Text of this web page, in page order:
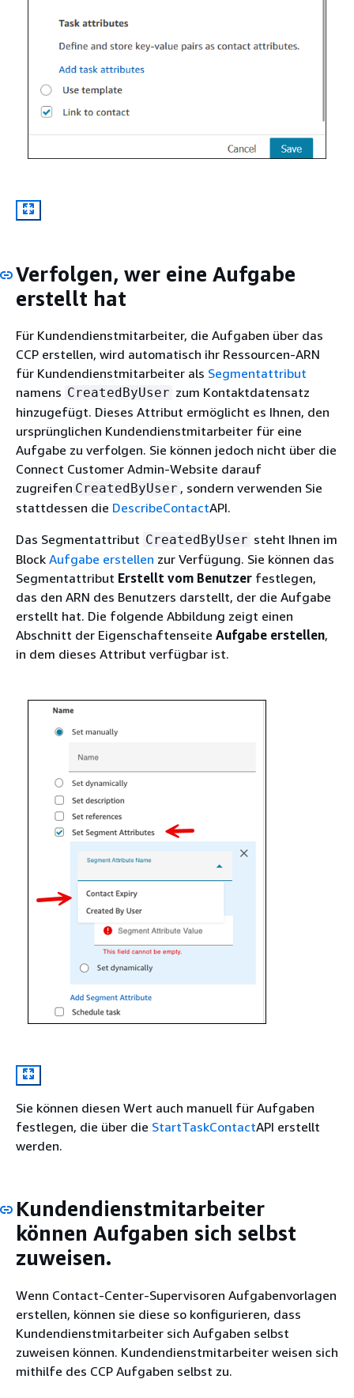
Verfolgen, wer eine Aufgabe
erstellt hat
Für Kundendienstmitarbeiter, die Aufgaben über das
CCP erstellen, wird automatisch ihr Ressourcen-ARN
für Kundendienstmitarbeiter als Segmentattribut
namens CreatedByUser zum Kontaktdatensatz
hinzugefügt. Dieses Attribut ermöglicht es Ihnen, den
ursprünglichen Kundendienstmitarbeiter für eine
Aufgabe zu verfolgen. Sie können jedoch nicht über die
Connect Customer Admin-Website darauf
zugreifen CreatedByUser , sondern verwenden Sie
stattdessen die DescribeContactAPI.
Das Segmentattribut CreatedByUser steht Ihnen im
Block Aufgabe erstellen zur Verfügung. Sie können das
Segmentattribut Erstellt vom Benutzer festlegen,
das den ARN des Benutzers darstellt, der die Aufgabe
erstellt hat. Die folgende Abbildung zeigt einen
Abschnitt der Eigenschaftenseite Aufgabe erstellen,
in dem dieses Attribut verfügbar ist.
Sie können diesen Wert auch manuell für Aufgaben
festlegen, die über die StartTaskContactAPI erstellt
werden.
Kundendienstmitarbeiter
können Aufgaben sich selbst
zuweisen.
Wenn Contact-Center-Supervisoren Aufgabenvorlagen
erstellen, können sie diese so konfigurieren, dass
Kundendienstmitarbeiter sich Aufgaben selbst
zuweisen können. Kundendienstmitarbeiter weisen sich
mithilfe des CCP Aufgaben selbst zu.